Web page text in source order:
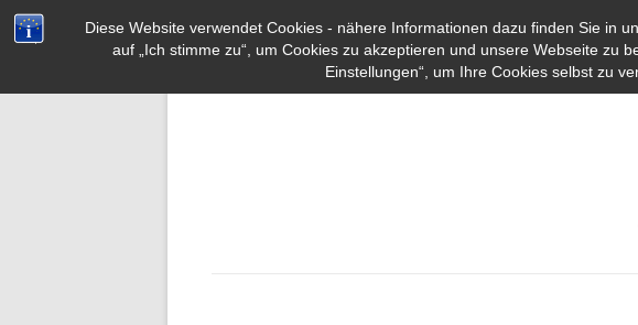
Diese Website verwendet Cookies - nähere Informationen dazu finden Sie in
auf „Ich stimme zu“, um Cookies zu akzeptieren und unsere Webseite zu
Einstellungen“, um Ihre Cookies selbst zu